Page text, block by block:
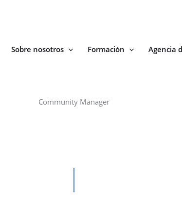
Sobre nosotros
Formación Agencia
Community Manager